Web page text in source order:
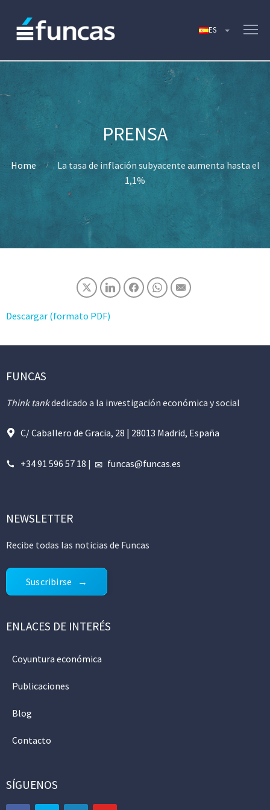
Home
La tasa de inflación subyacente aumenta hasta el
1,1%
Descargar (formato PDF)
FUNCAS
Think tankdedicado a la investigación económica y social
C/ Caballero de Gracia, 28 | 28013 Madrid, España
+34 91 596 57 18 | funcas@funcas.es
NEWSLETTER
Recibe todas las noticias de Funcas
Suscribirse
ENLACES DE INTERÉS
Coyuntura económica
Publicaciones
Blog
Contacto
SÍGUENOS